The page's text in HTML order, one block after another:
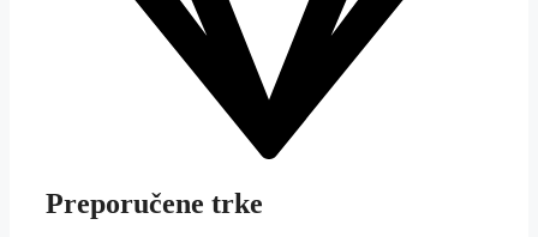
Preporučene trke